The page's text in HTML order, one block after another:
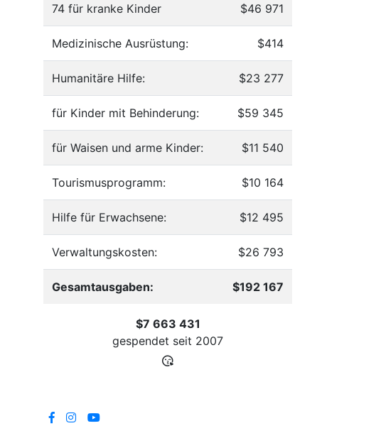
74 für kranke Kinder $46 971
Medizinische Ausrüstung: $414
Humanitäre Hilfe: $23 277
für Kinder mit Behinderung: $59 345
für Waisen und arme Kinder: $11 540
Tourismusprogramm: $10 164
Hilfe für Erwachsene: $12 495
Verwaltungskosten: $26 793
Gesamtausgaben: $192 167
$7 663 431
gespendet seit 2007